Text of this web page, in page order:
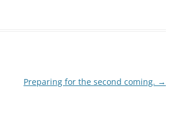
Preparing for the second coming. →